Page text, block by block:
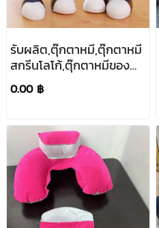
รับผลิต,ตุ๊กตาหมี,ตุ๊กตาหมี
สกรีนโลโก้,ตุ๊กตาหมีของ
ขวัญ,โรงงานผลิตตุ๊กตา
หมี,ของขวัญ,ของ
0.00 ฿